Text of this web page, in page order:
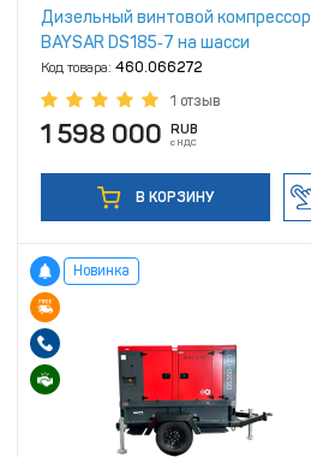
Дизельный винтовой компрессор
BAYSAR DS185‑7 на шасси
Код товара: 460.066272
1 отзыв
1 598 000 RUB
с НДС
В КОРЗИНУ
Новинка